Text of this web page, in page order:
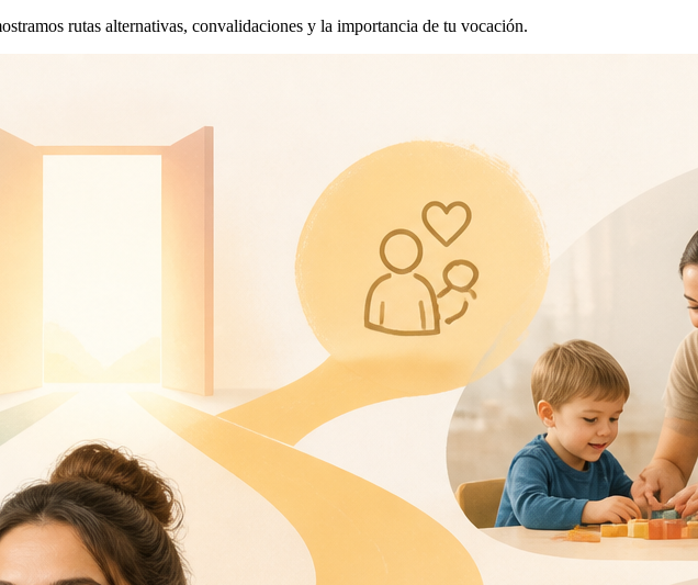
rutas alternativas, convalidaciones y la importancia de tu vocación.